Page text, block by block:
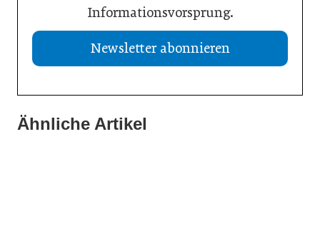
Informationsvorsprung.
Newsletter abonnieren
Ähnliche Artikel
08. Juni 2026